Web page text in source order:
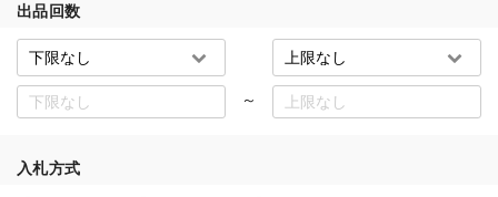
出品回数
～
入札方式